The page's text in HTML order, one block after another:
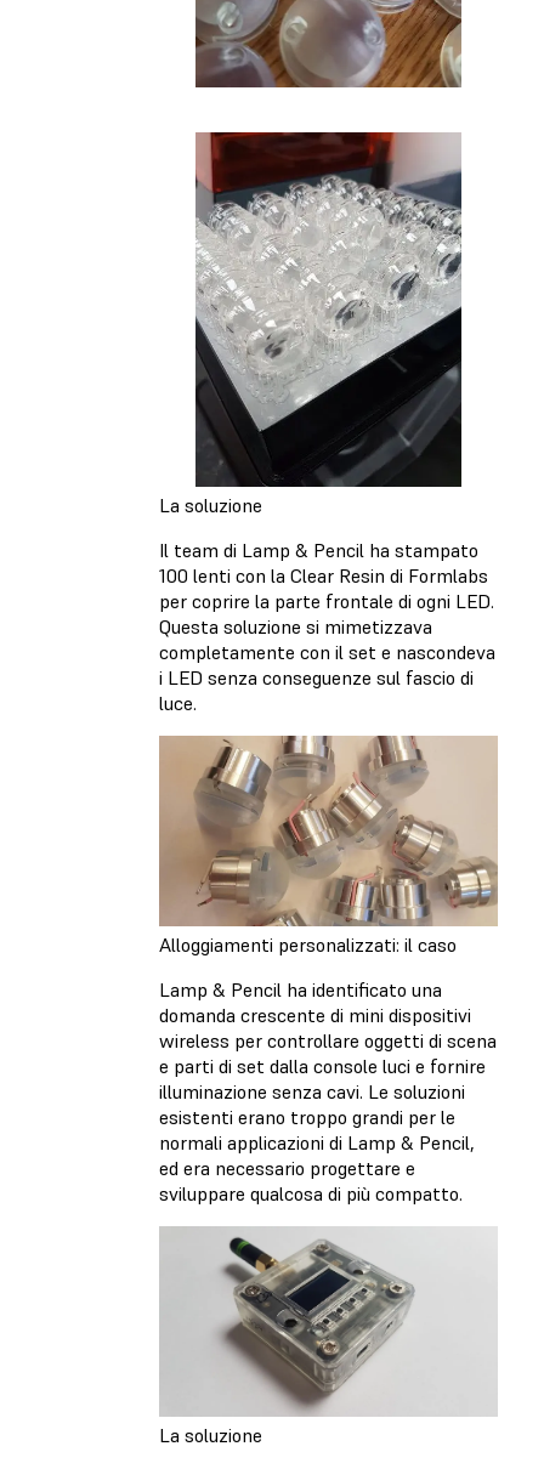
La soluzione
Il team di Lamp & Pencil ha stampato
100 lenti con la Clear Resin di Formlabs
per coprire la parte frontale di ogni LED.
Questa soluzione si mimetizzava
completamente con il set e nascondeva
i LED senza conseguenze sul fascio di
luce.
Alloggiamenti personalizzati: il caso
Lamp & Pencil ha identificato una
domanda crescente di mini dispositivi
wireless per controllare oggetti di scena
e parti di set dalla console luci e fornire
illuminazione senza cavi. Le soluzioni
esistenti erano troppo grandi per le
normali applicazioni di Lamp & Pencil,
ed era necessario progettare e
sviluppare qualcosa di più compatto.
La soluzione